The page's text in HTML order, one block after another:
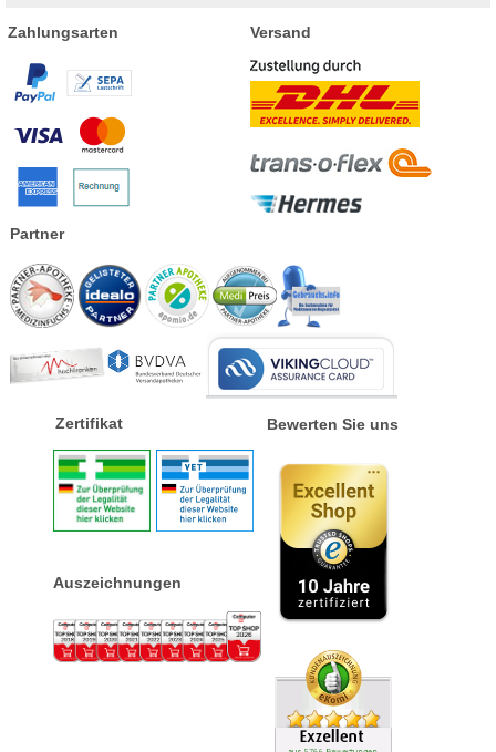
Zahlungsarten Versand
Partner
Zertifikat
Auszeichnungen
Bewerten Sie uns